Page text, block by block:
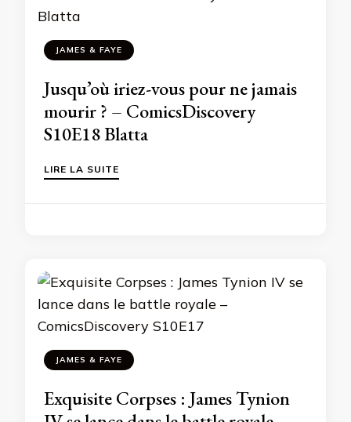
JAMES & FAYE
Jusqu’où iriez-vous pour ne jamais
mourir ? – ComicsDiscovery
S10E18 Blatta
LIRE LA SUITE
JAMES & FAYE
Exquisite Corpses : James Tynion